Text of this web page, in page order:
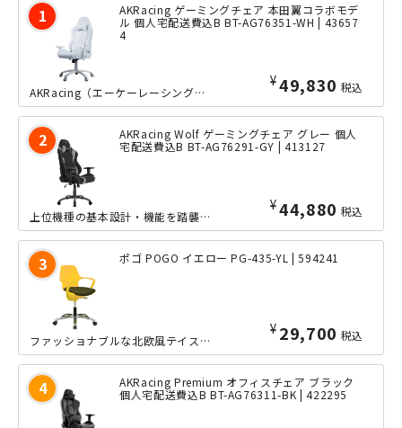
AKRacing ゲーミングチェア 本田翼コラボモデ
ル 個人宅配送費込B BT-AG76351-WH | 43657
4
¥49,830 税込
AKRacing（エーケーレーシング）シリーズのコンパクトモデルであるPinon...
AKRacing Wolf ゲーミングチェア グレー 個人
宅配送費込B BT-AG76291-GY | 413127
¥44,880 税込
上位機種の基本設計・機能を踏襲し、肌ざわりや通気性が良いファブリックを使用したゲ...
ポゴ POGO イエロー PG-435-YL | 594241
¥ 29,700 税込
ファッショナブルな北欧風テイストと、丸みを帯びたフォルムの有機的なデザインは、一...
AKRacing Premium オフィスチェア ブラック
個人宅配送費込B BT-AG76311-BK | 422295